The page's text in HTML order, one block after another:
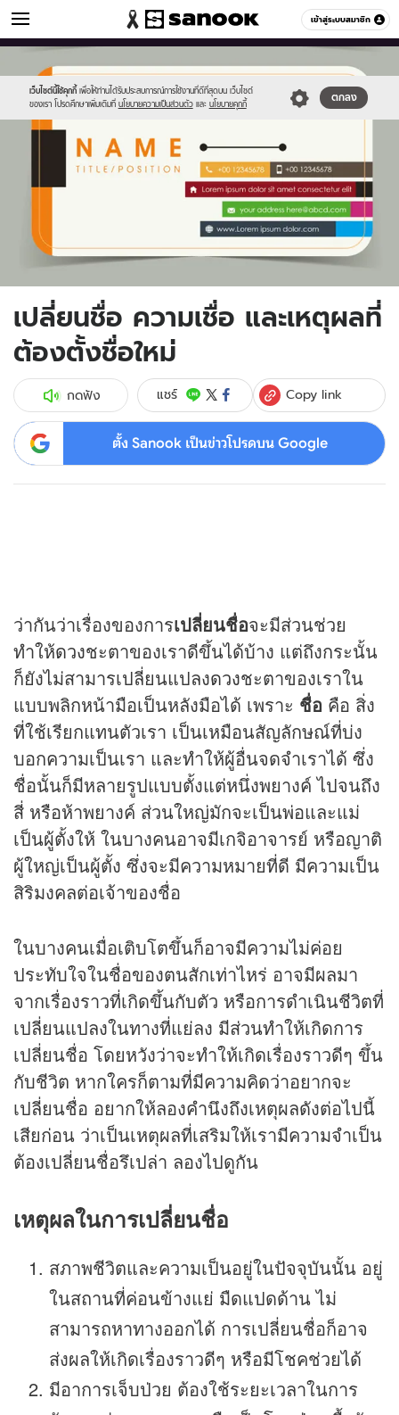
เข้าสู่ระบบสมาชิก
ดูดวง หมวดอื่นๆ
เว็บไซต์นี้ใช้คุกกี้ เพื่อให้ท่านได้รับประสบการณ์การใช้งานที่ดีที่สุดบน เว็บไซต์
ของเรา โปรดศึกษาเพิ่มเติมที่ นโยบายความเป็นส่วนตัว และ นโยบายคุกกี้
ตกลง
new-
sanook.png
เปลี่ยนชื่อ ความเชื่อ และเหตุผลที่
ต้องตั้งชื่อใหม่
กดฟัง แชร์ Copy link
ตั้ง Sanook เป็นข่าวโปรดบน Google
ว่ากันว่าเรื่องของการเปลี่ยนชื่อจะมีส่วนช่วย
ทำให้ดวงชะตาของเราดีขึ้นได้บ้าง แต่ถึงกระนั้น
ก็ยังไม่สามารเปลี่ยนแปลงดวงชะตาของเราใน
แบบพลิกหน้ามือเป็นหลังมือได้ เพราะ ชื่อ คือ สิ่ง
ที่ใช้เรียกแทนตัวเรา เป็นเหมือนสัญลักษณ์ที่บ่ง
บอกความเป็นเรา และทำให้ผู้อื่นจดจำเราได้ ซึ่ง
ชื่อนั้นก็มีหลายรูปแบบตั้งแต่หนึ่งพยางค์ ไปจนถึง
สี่ หรือห้าพยางค์ ส่วนใหญ่มักจะเป็นพ่อและแม่
เป็นผู้ตั้งให้ ในบางคนอาจมีเกจิอาจารย์ หรือญาติ
ผู้ใหญ่เป็นผู้ตั้ง ซึ่งจะมีความหมายที่ดี มีความเป็น
สิริมงคลต่อเจ้าของชื่อ
ในบางคนเมื่อเติบโตขึ้นก็อาจมีความไม่ค่อย
ประทับใจในชื่อของตนสักเท่าไหร่ อาจมีผลมา
จากเรื่องราวที่เกิดขึ้นกับตัว หรือการดำเนินชีวิตที่
เปลี่ยนแปลงในทางที่แย่ลง มีส่วนทำให้เกิดการ
เปลี่ยนชื่อ โดยหวังว่าจะทำให้เกิดเรื่องราวดีๆ ขึ้น
กับชีวิต หากใครก็ตามที่มีความคิดว่าอยากจะ
เปลี่ยนชื่อ อยากให้ลองคำนึงถึงเหตุผลดังต่อไปนี้
เสียก่อน ว่าเป็นเหตุผลที่เสริมให้เรามีความจำเป็น
ต้องเปลี่ยนชื่อรึเปล่า ลองไปดูกัน
เหตุผลในการเปลี่ยนชื่อ
สภาพชีวิตและความเป็นอยู่ในปัจจุบันนั้น อยู่
ในสถานที่ค่อนข้างแย่ มืดแปดด้าน ไม่
สามารถหาทางออกได้ การเปลี่ยนชื่อก็อาจ
ส่งผลให้เกิดเรื่องราวดีๆ หรือมีโชคช่วยได้
มีอาการเจ็บป่วย ต้องใช้ระยะเวลาในการ